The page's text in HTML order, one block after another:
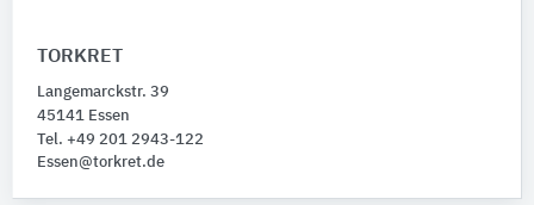
TORKRET
Langemarckstr. 39
45141 Essen
Tel. +49 201 2943-122
Essen@torkret.de